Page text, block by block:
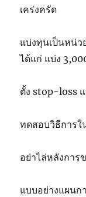
เคร่งครัด
แบ่งทุนเป็นหน่
ได้แก่ แบ่ง
ตั้ง stop-loss
ทดสอบวิธีการใ
อย่าไล่หลังกา
แบบอย่างแผนก